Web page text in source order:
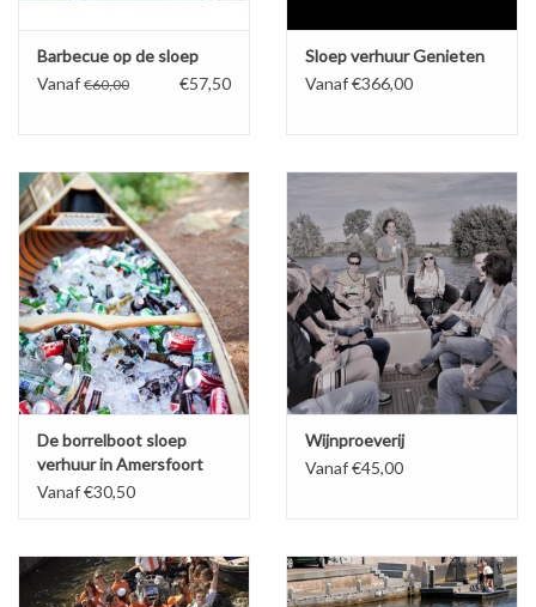
Barbecue op de sloep
Vanaf €60,00 €57,50
Sloep verhuur Genieten
Vanaf €366,00
De borrelboot sloep
verhuur in Amersfoort
Vanaf €30,50
Wijnproeverij
Vanaf €45,00